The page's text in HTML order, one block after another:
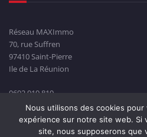
Réseau MAXImmo
70, rue Suffren
97410 Saint-Pierre
Ile de La Réunion
0692 919 819
Nous utilisons des cookies pour
expérience sur notre site web. Si
site, nous supposerons que